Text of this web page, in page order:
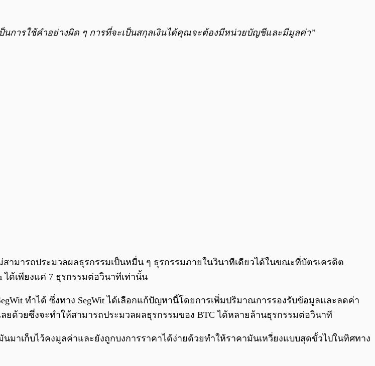
นการใช้คำอย่างผิด ๆ การที่จะเป็นสกุลเงินได้คุณจะต้องมีหน่วยบัญชีและมีมูลค่า”
สามารถประมวลผลธุรกรรมเป็นหมื่น ๆ ธุรกรรมภายในวินาทีเดียวได้ในขณะที่บัตรเครดิต
ได้เพียงแค่ 7 ธุรกรรมต่อวินาทีเท่านั้น
ทำได้ ซึ่งทาง SegWit ได้เลือกแก้ปัญหานี้โดยการเพิ่มปริมาณการรองรับข้อมูลและลดค่า
ลยด้วยซึ่งจะทำให้สามารถประมวลผลธุรกรรมของ BTC ได้หลายล้านธุรกรรมต่อวินาที
มาเก็บไว้คงมูลค่าและยังถูกบงการราคาได้ง่ายด้วยทำให้ราคามันเหวี่ยงแบบสุดขั้วไปในทิศทาง